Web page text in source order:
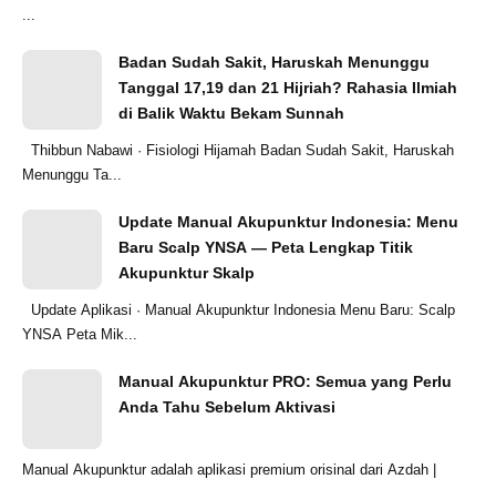
Badan Sudah Sakit, Haruskah Menunggu
Tanggal 17,19 dan 21 Hijriah? Rahasia Ilmiah
di Balik Waktu Bekam Sunnah
Menunggu Ta...
Update Manual Akupunktur Indonesia: Menu
Baru Scalp YNSA — Peta Lengkap Titik
Akupunktur Skalp
YNSA Peta Mik...
Manual Akupunktur PRO: Semua yang Perlu
Anda Tahu Sebelum Aktivasi
Manual Akupunktur adalah aplikasi premium orisinal dari Azdah |